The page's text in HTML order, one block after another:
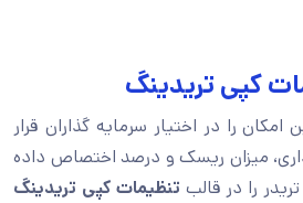
کپی تریدینگ
امکان را در اختیار سرمایه گذاران قرار
میزان ریسک و درصد اختصاص داده
را در قالب تنظیمات کپی تریدینگ